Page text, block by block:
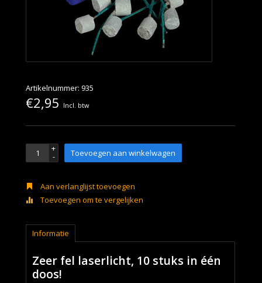
Artikelnummer: 935
€2,95 Incl. btw
+
- Toevoegen aan winkelwagen
Aan verlanglijst toevoegen
Toevoegen om te vergelijken
Informatie
Zeer fel laserlicht, 10 stuks in één
doos!